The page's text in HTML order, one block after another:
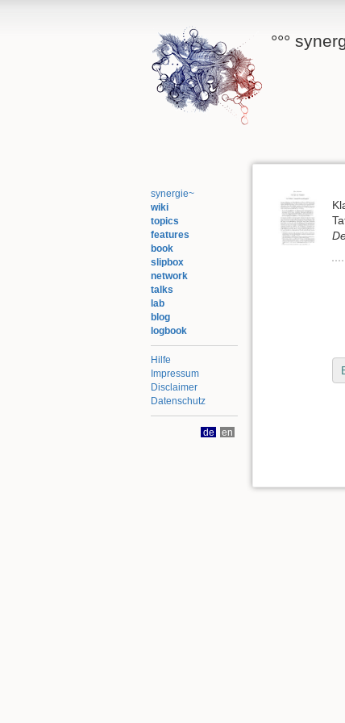
°°°
synergie~
wiki
topics
features
book
slipbox
network
talks
lab
blog
logbook
Hilfe
Impressum
Disclaimer
Datenschutz
de en